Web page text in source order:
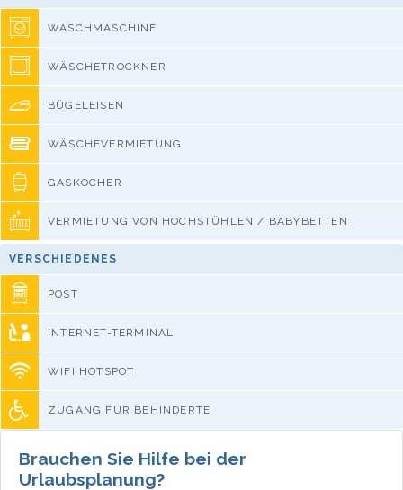
WASCHMASCHINE
WÄSCHETROCKNER
BÜGELEISEN
WÄSCHEVERMIETUNG
GASKOCHER
VERMIETUNG VON HOCHSTÜHLEN / BABYBETTEN
VERSCHIEDENES
POST
INTERNET-TERMINAL
WIFI HOTSPOT
ZUGANG FÜR BEHINDERTE
Brauchen Sie Hilfe bei der
Urlaubsplanung?